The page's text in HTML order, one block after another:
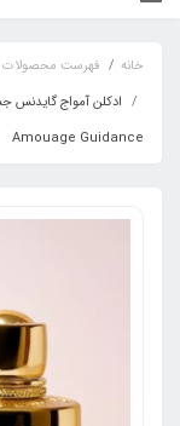
خانه
فهرست محصولات
Amouage Guidance